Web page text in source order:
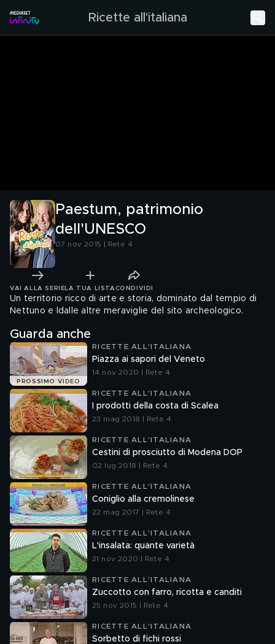
Ricette all'italiana
Paestum, patrimonio
dell'UNESCO
07 nov 2015 | Rete 4
VAI ALLA SERIE LA TUA LISTA CONDIVIDI
Un territorio ricco di arte e storia, dominato dal tempio di
Nettuno e ldalle altre meraviglie del sito archeologico.
Guarda anche
PROSSIMO VIDEO
RICETTE ALL'ITALIANA
Piazza ai sapori del Veneto
14 nov 2020 | Rete 4
RICETTE ALL'ITALIANA
I prodotti della costa di Scalea
23 mag 2018 | Rete 4
RICETTE ALL'ITALIANA
Cestini di prosciutto di Modena DOP
02 lug 2018 | Rete 4
RICETTE ALL'ITALIANA
Coniglio alla cremolinese
22 mag 2017 | Rete 4
RICETTE ALL'ITALIANA
L'insalata: quante varietà
21 nov 2020 | Rete 4
RICETTE ALL'ITALIANA
Zuccotto con farro, ricotta e canditi
25 nov 2015 | Rete 4
RICETTE ALL'ITALIANA
Sorbetto di fichi rossi